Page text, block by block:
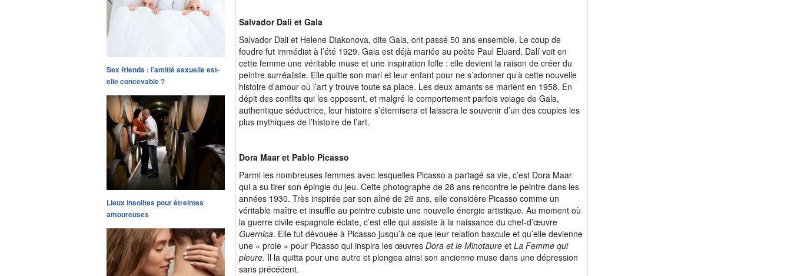
Sex friends : l’amitié sexuelle est-
elle concevable ?
Lieux insolites pour étreintes
amoureuses
Salvador Dali et Gala
Salvador Dali et Helene Diakonova, dite Gala, ont passé 50 ans ensemble. Le coup de
foudre fut immédiat à l’été 1929. Gala est déjà mariée au poète Paul Eluard. Dalí voit en
cette femme une véritable muse et une inspiration folle : elle devient la raison de créer du
peintre surréaliste. Elle quitte son mari et leur enfant pour ne s’adonner qu’à cette nouvelle
histoire d’amour où l’art y trouve toute sa place. Les deux amants se marient en 1958. En
dépit des conflits qui les opposent, et malgré le comportement parfois volage de Gala,
authentique séductrice, leur histoire s’éternisera et laissera le souvenir d’un des couples les
plus mythiques de l’histoire de l’art.
Dora Maar et Pablo Picasso
Parmi les nombreuses femmes avec lesquelles Picasso a partagé sa vie, c’est Dora Maar
qui a su tirer son épingle du jeu. Cette photographe de 28 ans rencontre le peintre dans les
années 1930. Très inspirée par son aîné de 26 ans, elle considère Picasso comme un
véritable maître et insuffle au peintre cubiste une nouvelle énergie artistique. Au moment où
la guerre civile espagnole éclate, c’est elle qui assiste à la naissance du chef-d’œuvre
Guernica. Elle fut dévouée à Picasso jusqu’à ce que leur relation bascule et qu’elle devienne
une « proie » pour Picasso qui inspira les œuvres Dora et le Minotaure et La Femme qui
pleure. Il la quitta pour une autre et plongea ainsi son ancienne muse dans une dépression
sans précédent.